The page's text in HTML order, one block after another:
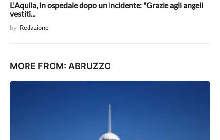
L'Aquila, in ospedale dopo un incidente: "Grazie agli angeli
vestiti...
by Redazione
MORE FROM: ABRUZZO